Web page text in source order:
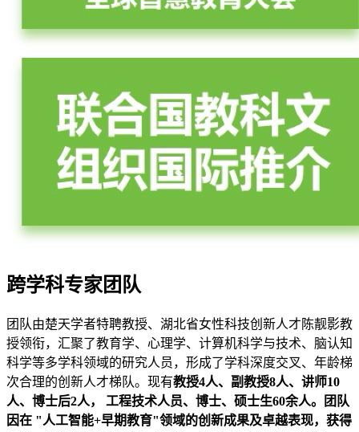
跨学科专家团队
团队由楚天学者特聘教授、湖北省女性科技创新人才陈靓影教
授领衔，汇聚了教育学、心理学、计算机科学与技术、脑认知
科学等多学科领域的研究人员，形成了学科深度交叉、年龄梯
次合理的创新人才梯队。现有教授4人、副教授8人、讲师10
人、博士后2人， 工程技术人员、博士、硕士生60余人。团队
因在 "人工智能+早期教育"领域的创新成果及卓越表现，获得